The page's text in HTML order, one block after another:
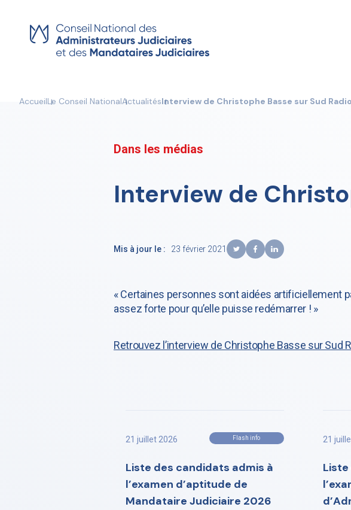
content
AccueilLe Conseil NationalActualitésInterview de Christophe Basse sur Sud Radio
Dans les médias
Interview de
Mis à jour le : 23 février 2021
« Certaines personnes sont aidées artificiellement
assez forte pour qu’elle puisse redémarrer ! »
Retrouvez l’interview de Christophe Basse sur Sud
21 juillet 2026 Flash info
Liste des candidats admis à
l’examen d’aptitude de
Mandataire Judiciaire 2026
21